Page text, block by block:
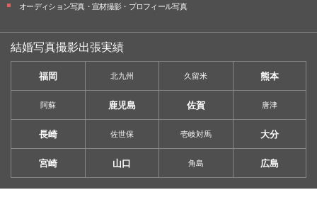
オーディション写真・ 宣材撮影・ プロフィール写真
結婚写真撮影出張実績
福岡 北九州 久留米 熊本
阿蘇 鹿児島 佐賀 唐津
長崎 佐世保 壱岐対馬 大分
宮崎 山口 角島 広島